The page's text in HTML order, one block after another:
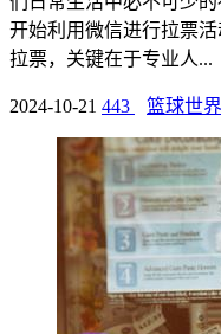
开始利用微信进行拉票
拉票，关键在于专业人...
2024-10-21 443 篮球世